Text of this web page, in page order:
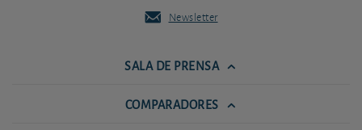
Newsletter
SALA DE PRENSA
COMPARADORES